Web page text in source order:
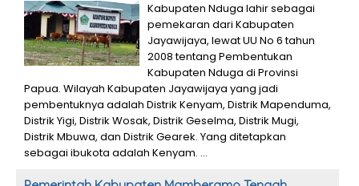
Kabupaten Nduga lahir sebagai
pemekaran dari Kabupaten
Jayawijaya, lewat UU No 6 tahun
2008 tentang Pembentukan
Kabupaten Nduga di Provinsi
Papua. Wilayah Kabupaten Jayawijaya yang jadi
pembentuknya adalah Distrik Kenyam, Distrik Mapenduma,
Distrik Yigi, Distrik Wosak, Distrik Geselma, Distrik Mugi,
Distrik Mbuwa, dan Distrik Gearek. Yang ditetapkan
sebagai ibukota adalah Kenyam. ...